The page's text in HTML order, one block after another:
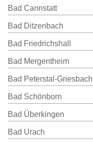
Bad Cannstatt
Bad Ditzenbach
Bad Friedrichshall
Bad Mergentheim
Bad Peterstal-Griesbach
Bad Schönborn
Bad Überkingen
Bad Urach